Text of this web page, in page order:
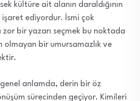
kültüre ait alanın daraldığının
işaret ediyordur. İsmi çok
zor bir yazarı seçmek bu noktada
olmayan bir umursamazlık ve
anlamda, derin bir öz
sürecinden geçiyor. Kimileri